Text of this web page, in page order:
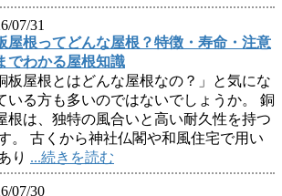
07/31
屋根ってどんな屋根？特徴・寿命・注意
でわかる屋根知識
板屋根とはどんな屋根なの？」と気にな
いる方も多いのではないでしょうか。 銅
根は、独特の風合いと高い耐久性を持つ
。 古くから神社仏閣や和風住宅で用い
り ...続きを読む
07/30